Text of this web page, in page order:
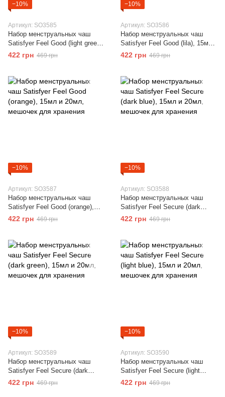
−10%
Артикул: SO3585
Набор менструальных чаш
Satisfyer Feel Good (light green),
15мл и 20мл, мешочек для
хранения
422 грн 469 грн
−10%
Артикул: SO3586
Набор менструальных чаш
Satisfyer Feel Good (lila), 15мл
и 20мл, мешочек для хранения
422 грн 469 грн
−10%
Артикул: SO3587
Набор менструальных чаш
Satisfyer Feel Good (orange),
15мл и 20мл, мешочек для
хранения
422 грн 469 грн
−10%
Артикул: SO3588
Набор менструальных чаш
Satisfyer Feel Secure (dark
blue), 15мл и 20мл, мешочек
для хранения
422 грн 469 грн
−10%
Артикул: SO3589
Набор менструальных чаш
Satisfyer Feel Secure (dark
green), 15мл и 20мл, мешочек
для хранения
422 грн 469 грн
−10%
Артикул: SO3590
Набор менструальных чаш
Satisfyer Feel Secure (light
blue), 15мл и 20мл, мешочек
для хранения
422 грн 469 грн